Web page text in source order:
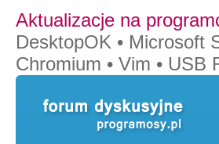
Aktualizacje na
DesktopOK • Microsoft
Chromium • Vim • USB